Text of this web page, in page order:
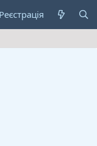
Реєстрація